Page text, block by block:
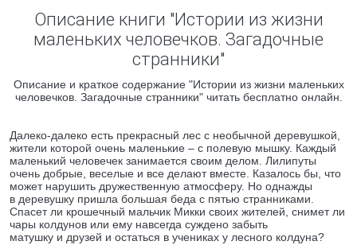
Описание книги "Истории из жизни
маленьких человечков. Загадочные
странники"
Описание и краткое содержание "Истории из жизни маленьких
человечков. Загадочные странники" читать бесплатно онлайн.
Далеко-далеко есть прекрасный лес с необычной деревушкой,
жители которой очень маленькие – с полевую мышку. Каждый
маленький человечек занимается своим делом. Лилипуты
очень добрые, веселые и все делают вместе. Казалось бы, что
может нарушить дружественную атмосферу. Но однажды
в деревушку пришла большая беда с пятью странниками.
Спасет ли крошечный мальчик Микки своих жителей, снимет ли
чары колдунов или ему навсегда суждено забыть
матушку и друзей и остаться в учениках у лесного колдуна?